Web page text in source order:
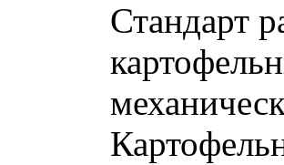
Стандарт